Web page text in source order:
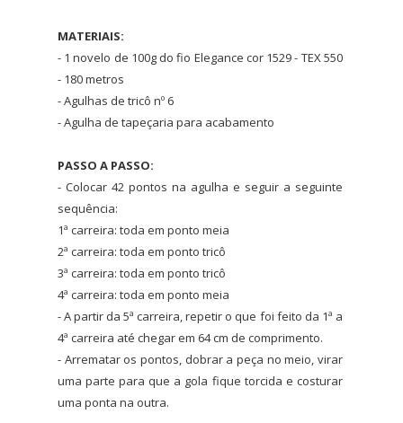
MATERIAIS:
- 1 novelo de 100g do fio Elegance cor 1529 - TEX 550
- 180 metros
- Agulhas de tricô nº 6
- Agulha de tapeçaria para acabamento
PASSO A PASSO:
- Colocar 42 pontos na agulha e seguir a seguinte
sequência:
1ª carreira: toda em ponto meia
2ª carreira: toda em ponto tricô
3ª carreira: toda em ponto tricô
4ª carreira: toda em ponto meia
- A partir da 5ª carreira, repetir o que foi feito da 1ª a
4ª carreira até chegar em 64 cm de comprimento.
- Arrematar os pontos, dobrar a peça no meio, virar
uma parte para que a gola fique torcida e costurar
uma ponta na outra.